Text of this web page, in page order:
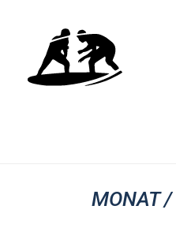
MONAT /